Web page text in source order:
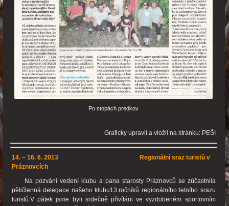
Po stopách predkov
Graficky upravil a vložil na stránku: PEŠI
14. – 16. 6. 2013 Regionální sraz turistů v
Práznovcích
Na pozvání vedení klubu a pana starosty Práznovců se zúčastnila
pětičlenná delegace našeho klubu13.ročníků regionálního letního srazu
turistů.V pátek jsme byli srdečně přivítáni ve vyzdobeném sportovním